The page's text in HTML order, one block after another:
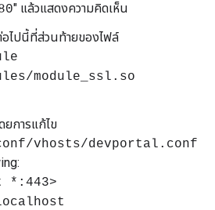
" แล้วแสดงความคิดเห็น
ไปนี้ที่ส่วนท้ายของไฟล์
module_ssl.so
ยการแก้ไข
vhosts/devportal.conf
*:443>